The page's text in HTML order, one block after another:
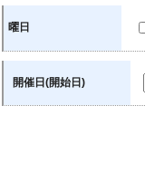
曜日
開催日(開始日)